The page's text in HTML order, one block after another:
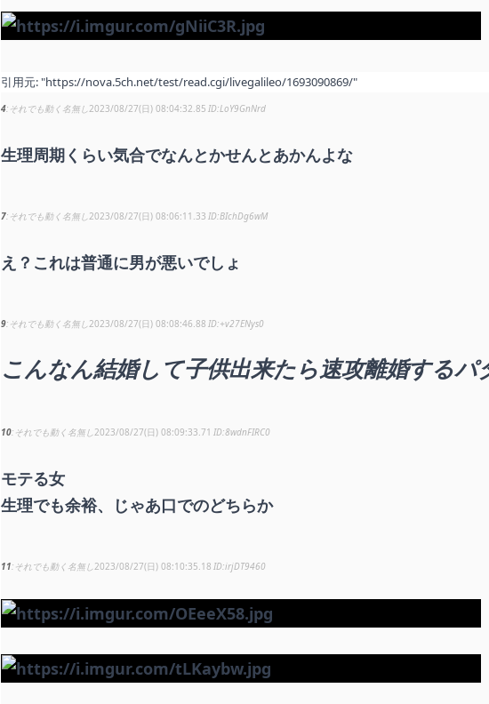
引用元: "https://nova.5ch.net/test/read.cgi/livegalileo/1693090869/"
4 それでも動く名無し2023/08/27(日) 08:04:32.85 LoY9GnNrd
生理周期くらい気合でなんとかせんとあかんよな
7 それでも動く名無し2023/08/27(日) 08:06:11.33 BIchDg6wM
え？これは普通に男が悪いでしょ
9 それでも動く名無し2023/08/27(日) 08:08:46.88 +v27ENys0
こんなん結婚して子供出来たら速攻離婚するパ
10 それでも動く名無し2023/08/27(日) 08:09:33.71 8wdnFIRC0
モテる女
生理でも余裕、じゃあ口でのどちらか
11 それでも動く名無し2023/08/27(日) 08:10:35.18 irjDT9460